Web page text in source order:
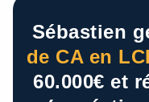
Sébastien
de CA en
60.000€ et